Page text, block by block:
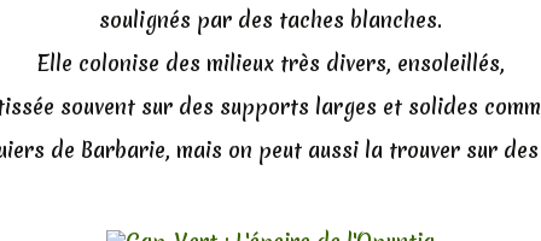
soulignés par des taches blanches.
Elle colonise des milieux très divers, ensoleillés,
souvent sur des supports larges et solides
de Barbarie, mais on peut aussi la trouver sur